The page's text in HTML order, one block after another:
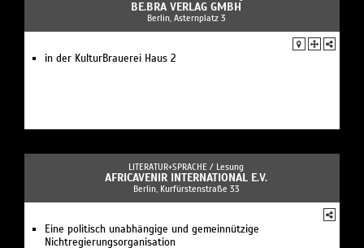
BE.BRA VERLAG GMBH
Berlin, Asternplatz 3
in der KulturBrauerei Haus 2
LITERATUR+SPRACHE / Lesung
AFRICAVENIR INTERNATIONAL E.V.
Berlin, Kurfürstenstraße 33
Eine politisch unabhängige und gemeinnützige
Nichtregierungsorganisation